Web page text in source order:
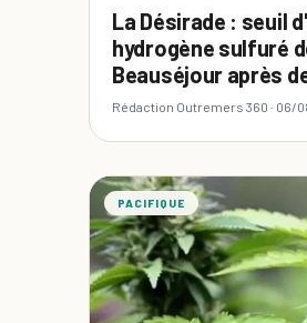
La Désirade : seuil
hydrogène sulfuré
Beauséjour après
Rédaction Outremers 360 · 06/
PACIFIQUE